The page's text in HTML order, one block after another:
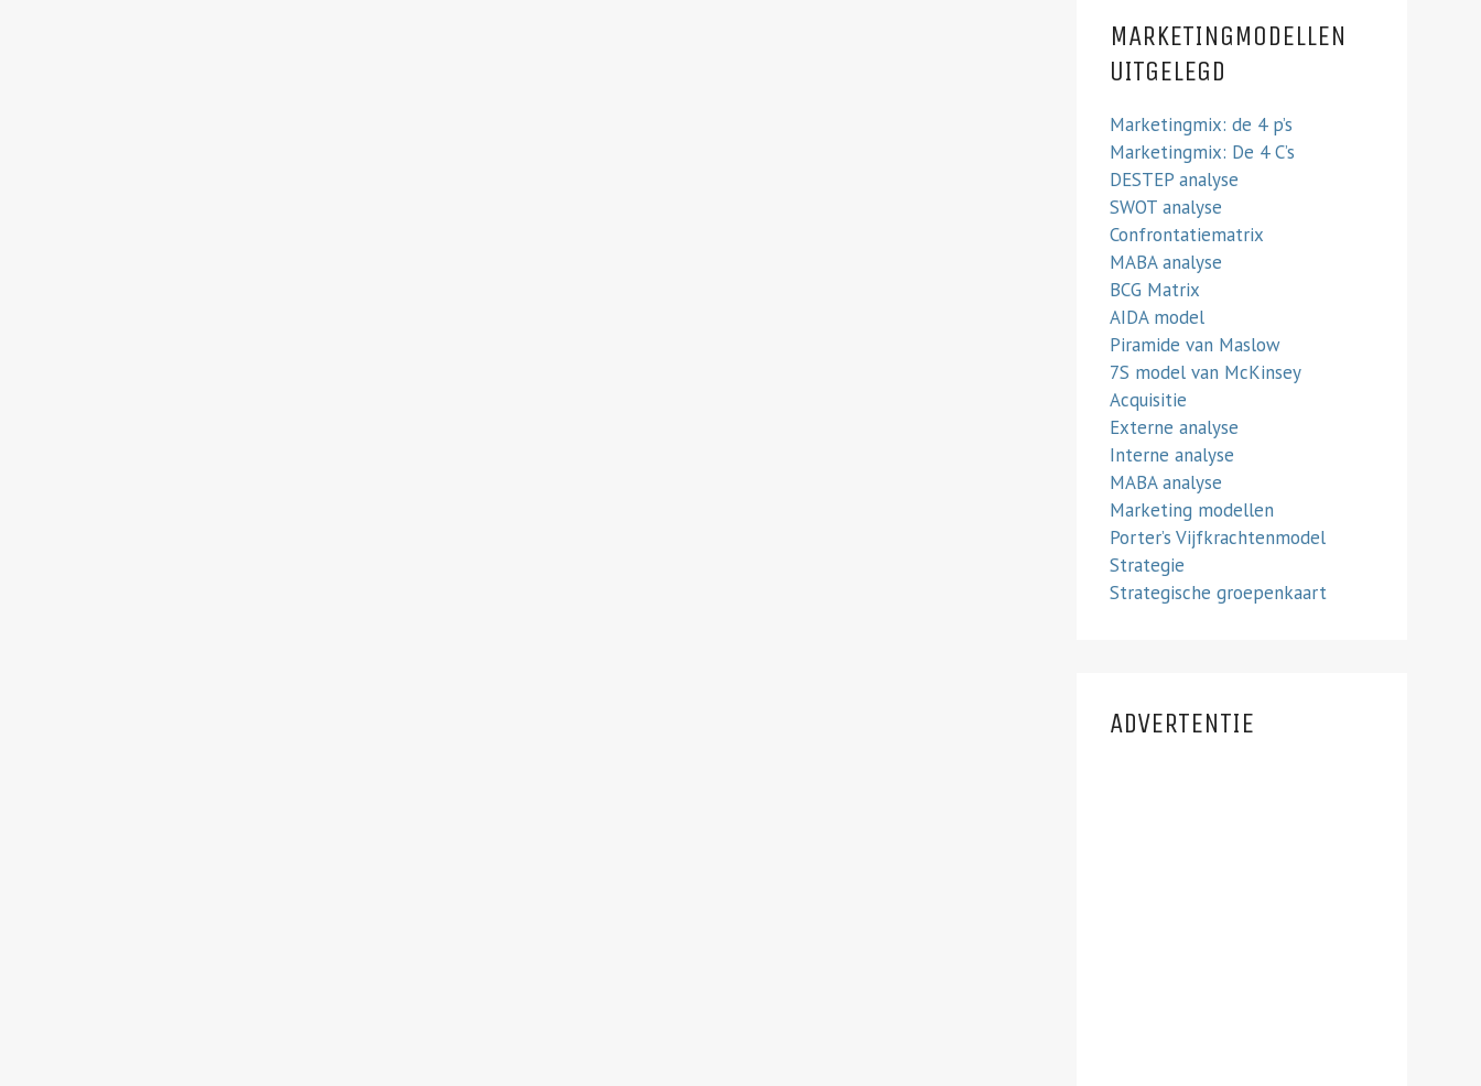
MARKETINGMODELLEN
UITGELEGD
Marketingmix: de 4 p’s
Marketingmix: De 4 C’s
DESTEP analyse
SWOT analyse
Confrontatiematrix
MABA analyse
BCG Matrix
AIDA model
Piramide van Maslow
7S model van McKinsey
Acquisitie
Externe analyse
Interne analyse
MABA analyse
Marketing modellen
Porter’s Vijfkrachtenmodel
Strategie
Strategische groepenkaart
ADVERTENTIE